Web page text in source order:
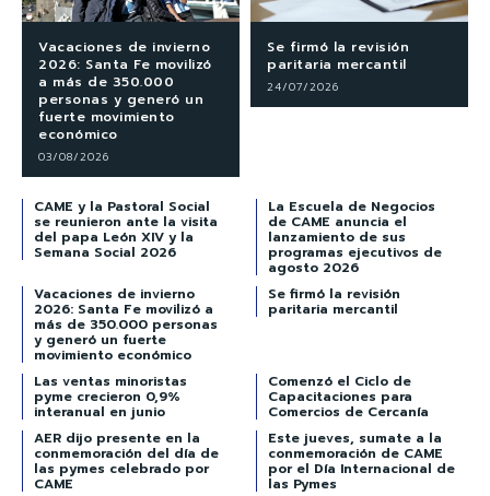
Vacaciones de invierno
2026: Santa Fe movilizó
a más de 350.000
personas y generó un
fuerte movimiento
económico
03/08/2026
Se firmó la revisión
paritaria mercantil
24/07/2026
CAME y la Pastoral Social
se reunieron ante la visita
del papa León XIV y la
Semana Social 2026
La Escuela de Negocios
de CAME anuncia el
lanzamiento de sus
programas ejecutivos de
agosto 2026
Vacaciones de invierno
2026: Santa Fe movilizó a
más de 350.000 personas
y generó un fuerte
movimiento económico
Se firmó la revisión
paritaria mercantil
Las ventas minoristas
pyme crecieron 0,9%
interanual en junio
Comenzó el Ciclo de
Capacitaciones para
Comercios de Cercanía
AER dijo presente en la
conmemoración del día de
las pymes celebrado por
CAME
Este jueves, sumate a la
conmemoración de CAME
por el Día Internacional de
las Pymes